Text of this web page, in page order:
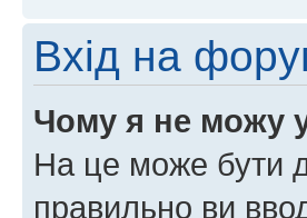
Вхід на
Чому я не можу
На це може бути
правильно ви